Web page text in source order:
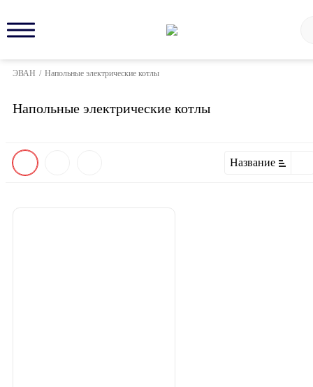
ЭВАН / Напольные электрические котлы
Напольные электрические котлы
Название